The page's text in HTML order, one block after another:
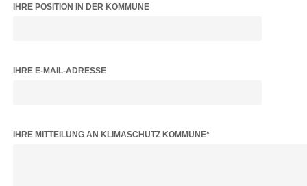
IHRE POSITION IN DER KOMMUNE
IHRE E-MAIL-ADRESSE
BITTE LASSE DIESES FELD LEER.
IHRE MITTEILUNG AN KLIMASCHUTZ KOMMUNE*